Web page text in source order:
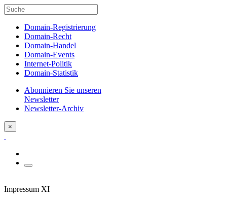
Domain-Registrierung
Domain-Recht
Domain-Handel
Domain-Events
Internet-Politik
Domain-Statistik
Abonnieren Sie unseren
Newsletter
Newsletter-Archiv
×
Impressum XI